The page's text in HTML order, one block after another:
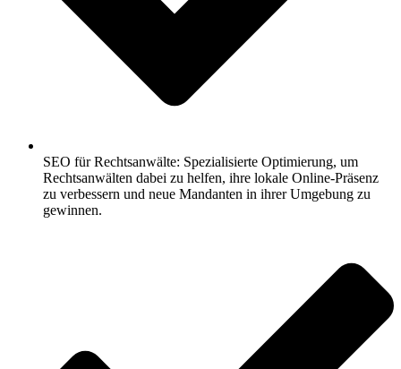
SEO für Rechtsanwälte: Spezialisierte Optimierung, um
Rechtsanwälten dabei zu helfen, ihre lokale Online-Präsenz
zu verbessern und neue Mandanten in ihrer Umgebung zu
gewinnen.